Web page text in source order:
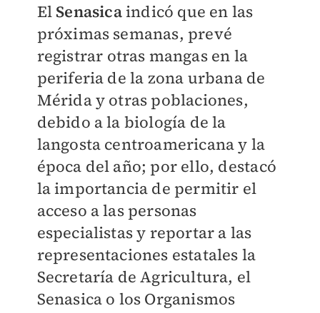
El Senasicaindicó que en las
próximas semanas, prevé
registrar otras mangas en la
periferia de la zona urbana de
Mérida y otras poblaciones,
debido a la biología de la
langosta centroamericana y la
época del año; por ello, destacó
la importancia de permitir el
acceso a las personas
especialistas y reportar a las
representaciones estatales la
Secretaría de Agricultura, el
Senasica o los Organismos